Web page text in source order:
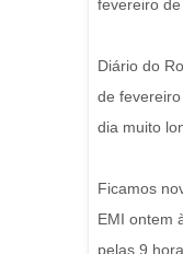
fevereiro
Diário do
de
dia muito
Ficamos
EMI ontem
pelas 9